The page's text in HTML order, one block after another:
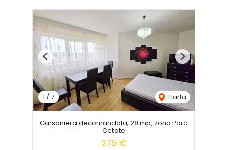
1 /7 Harta
Previous Next
Garsoniera decomandata, 28 mp, zona Parc
Cetate
275 €